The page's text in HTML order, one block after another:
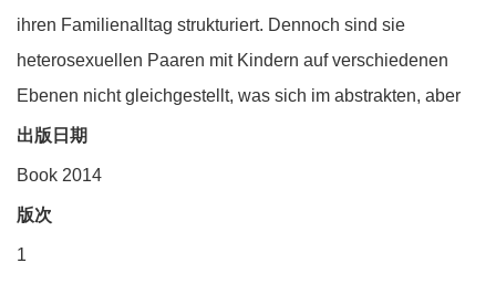
ihren Familienalltag strukturiert. Dennoch sind sie
heterosexuellen Paaren mit Kindern auf verschiedenen
Ebenen nicht gleichgestellt, was sich im abstrakten, aber
出版日期
Book 2014
版次
1